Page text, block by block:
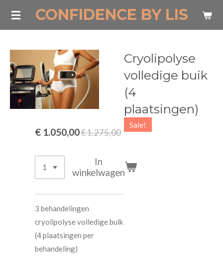
Ga
de
hoofdinhoud
CONFIDENCE BY LIS
Cryolipolyse
volledige buik
(4
plaatsingen)
Sale!
€ 1.050,00€ 1.275,00
In
winkelwagen
3 behandelingen
cryolipolyse volledige buik
(4 plaatsingen per
behandeling)